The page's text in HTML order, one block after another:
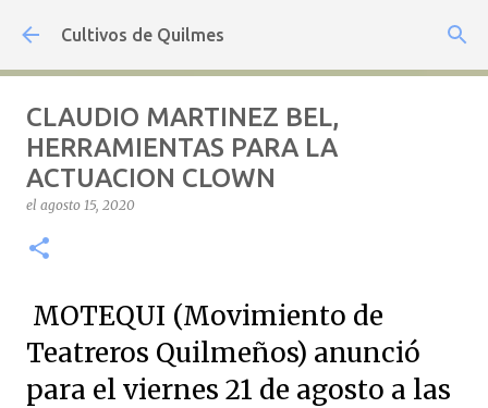
Ir al contenido principal
Cultivos de Quilmes
CLAUDIO MARTINEZ BEL,
HERRAMIENTAS PARA LA
ACTUACION CLOWN
el agosto 15, 2020
MOTEQUI (Movimiento de
Teatreros Quilmeños) anunció
para el viernes 21 de agosto a las